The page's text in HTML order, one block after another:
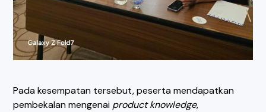
Pada kesempatan tersebut, peserta mendapatkan
pembekalan mengenai product knowledge,